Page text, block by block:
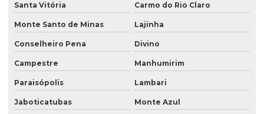
Santa Vitória Carmo do Rio Claro
Monte Santo de Minas Lajinha
Conselheiro Pena Divino
Campestre Manhumirim
Paraisópolis Lambari
Jaboticatubas Monte Azul